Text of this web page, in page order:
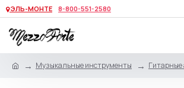
ЭЛЬ-МОНТЕ 8-800-551-2580
Музыкальные инструменты Гитарные